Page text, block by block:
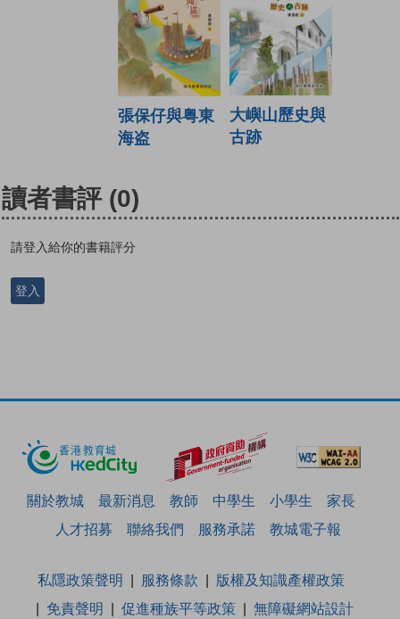
張保仔與粤東
海盗
大嶼山歷史與
古跡
讀者書評 (0)
請登入給你的書籍評分
登入
關於教城 最新消息 教師 中學生 小學生
家長
人才招募
聯絡我們 服務承諾 教城電子報
私隱政策聲明 服務條款
版權及知識產權政策
免責聲明
促進種族平等政策 無障礙網站設計